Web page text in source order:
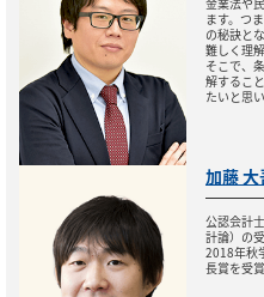
ます。つ
の秘訣と
難しく理
そこで、
解するこ
たいと思い
加藤 大
公認会計
計論）の
2018年秋
長賞を受